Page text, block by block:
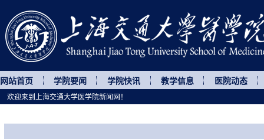
网站首页 学院要闻 学院快讯 教学信息 医院动态
欢迎来到上海交通大学医学院新闻网！